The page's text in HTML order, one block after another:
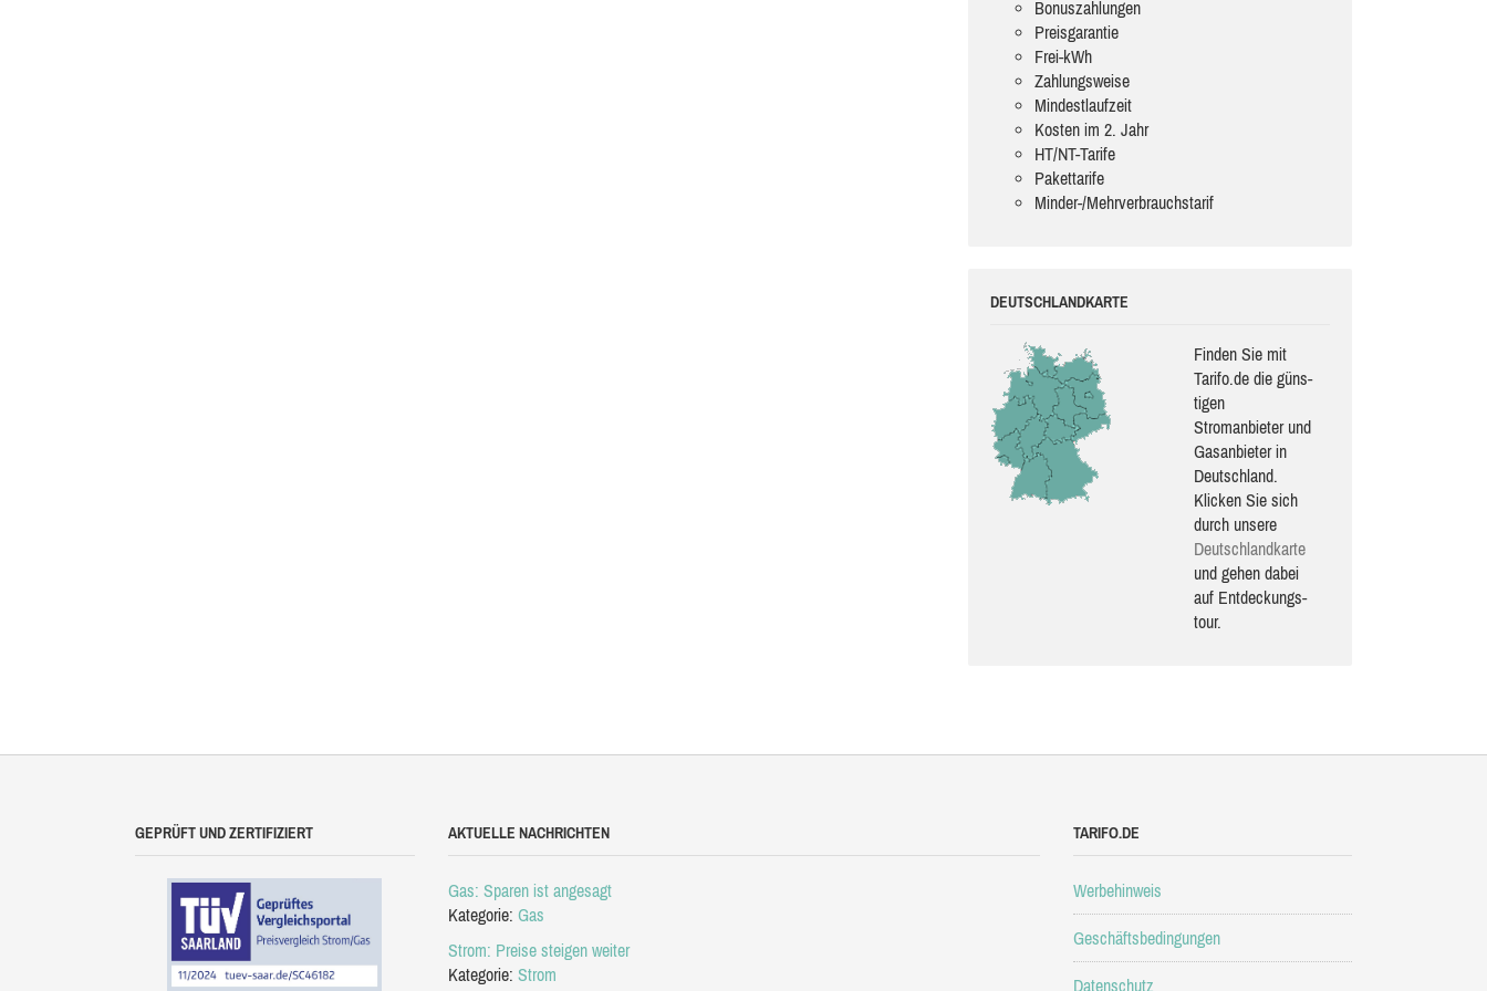
Bonuszahlungen
Preisgarantie
Frei-kWh
Zahlungsweise
Mindestlaufzeit
Kosten im 2. Jahr
HT/NT-Tarife
Pakettarife
Minder-/Mehrverbrauchstarif
DEUTSCHLANDKARTE
Finden Sie mit
Tarifo.de die güns­
ti­gen
Stromanbieter und
Gasanbieter in
Deutschland.
Klicken Sie sich
durch unsere
Deutsch­land­karte
und gehen dabei
auf Ent­de­ckungs­
tour.
GEPRÜFT UND ZERTIFIZIERT AKTUELLE NACHRICHTEN
Gas: Sparen ist angesagt
Kategorie: Gas
Strom: Preise steigen weiter
Kategorie: Strom
TARIFO.DE
Werbehinweis
Geschäftsbedingungen
Datenschutz